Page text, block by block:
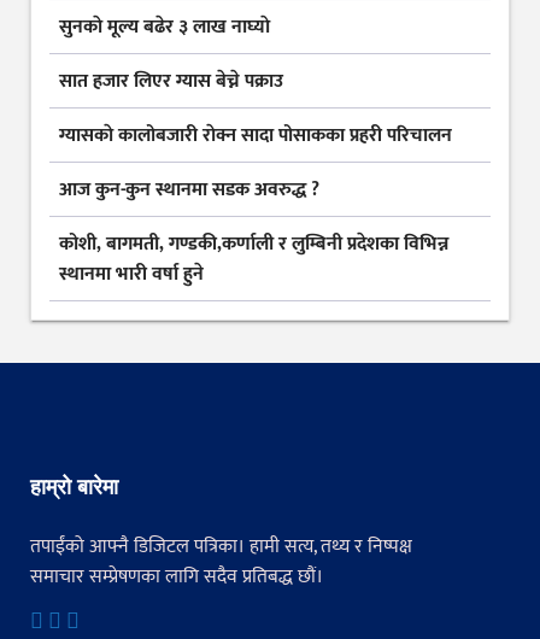
सुनकाे मूल्य बढेर ३ लाख नाघ्याे
सात हजार लिएर ग्यास बेच्ने पक्राउ
ग्यासकाे कालोबजारी राेक्न सादा पोसाकका प्रहरी परिचालन
आज कुन-कुन स्थानमा सडक अवरुद्ध ?
कोशी, बागमती, गण्डकी,कर्णाली र लुम्बिनी प्रदेशका विभिन्न
स्थानमा भारी वर्षा हुने
हाम्रो बारेमा
तपाईंको आफ्नै डिजिटल पत्रिका। हामी सत्य, तथ्य र निष्पक्ष
समाचार सम्प्रेषणका लागि सदैव प्रतिबद्ध छौं।